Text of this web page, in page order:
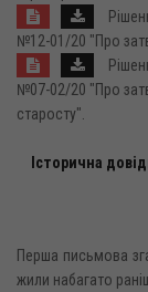
№12-01/20 "Про
№07-02/20 "Про
старосту".
Історична
Перша письмова
жили набагато